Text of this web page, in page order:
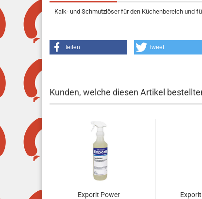
Kalk- und Schmutzlöser für den Küchenbereich und
teilen tweet
Kunden, welche diesen Artikel
Exporit Power